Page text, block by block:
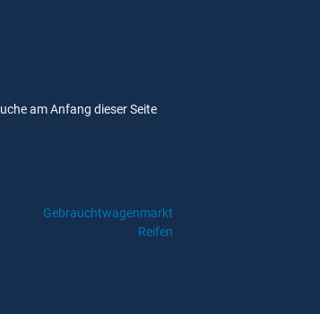
am Anfang dieser Seite
Gebrauchtwagenmarkt
Reifen